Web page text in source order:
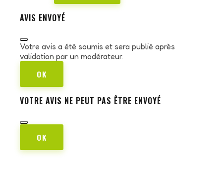
AVIS ENVOYÉ
Votre avis a été soumis et sera publié après
validation par un modérateur.
OK
VOTRE AVIS NE PEUT PAS ÊTRE ENVOYÉ
OK